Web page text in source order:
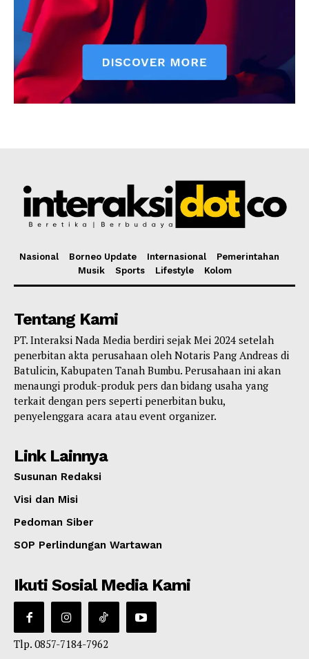
Nasional Borneo Update Internasional
Pemerintahan
Musik
Sports Lifestyle Kolom
Tentang Kami
PT. Interaksi Nada Media berdiri sejak Mei 2024 setelah
penerbitan akta perusahaan oleh Notaris Pang Andreas di
Batulicin, Kabupaten Tanah Bumbu. Perusahaan ini akan
menaungi produk-produk pers dan bidang usaha yang
terkait dengan pers seperti penerbitan buku,
penyelenggara acara atau event organizer.
Link Lainnya
Susunan Redaksi
Visi dan Misi
Pedoman Siber
SOP Perlindungan Wartawan
Ikuti Sosial Media Kami
Tlp. 0857-7184-7962